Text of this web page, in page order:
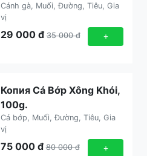
Cánh gà, Muối, Đường, Tiêu, Gia
vị
29 000đ35 000đ +
Копия Cá Bớp Xông Khói,
100g.
Cá bớp, Muối, Đường, Tiêu, Gia
vị
75 000đ80 000đ +